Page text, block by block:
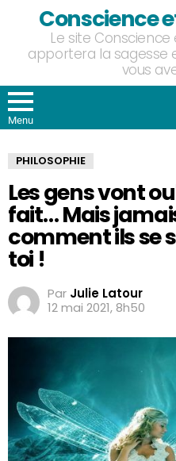
Conscience
Le site Conscience
apportera la sagesse
vous
Menu
PHILOSOPHIE
Les gens vont
fait… Mais
comment ils se
toi !
Par Julie Latour
12 mai 2021, 8h50